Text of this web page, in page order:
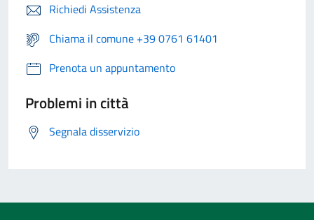
Richiedi Assistenza
Chiama il comune +39 0761 61401
Prenota un appuntamento
Problemi in città
Segnala disservizio